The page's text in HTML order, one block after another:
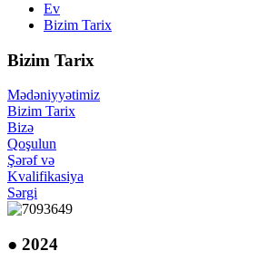
Ev
Bizim Tarix
Bizim Tarix
Mədəniyyətimiz
Bizim Tarix
Bizə
Qoşulun
Şərəf və
Kvalifikasiya
Sərgi
● 2024